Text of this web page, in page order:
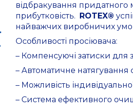
відбракування придатного
прибутковість. ROTEX®
найважчих виробничих
Особливості просіювача:
– Компенсуючі затиски для
– Автоматичне натягування
– Можливість
– Система ефективного